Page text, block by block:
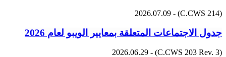
(C.CWS 214) - 2026.07.09
جدول الاجتماعات المتعلقة بمعايير الويبو لعام 2026
(C.CWS 203 Rev. 3) - 2026.06.29